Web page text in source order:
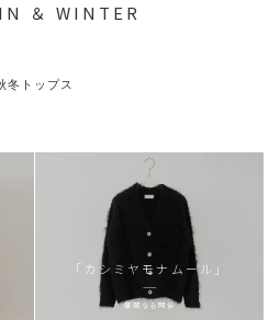
＆ WINTER
冬トップス
「カシミヤモナムール」
華麗なる関係